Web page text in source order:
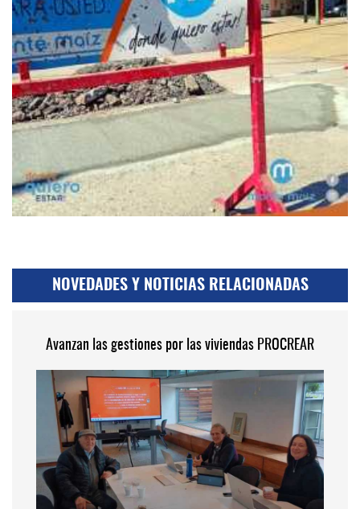
NOVEDADES Y NOTICIAS RELACIONADAS
Avanzan las gestiones por las viviendas PROCREAR